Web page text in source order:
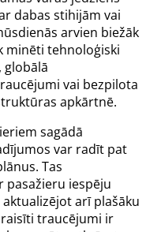
dabas stihijām vai
arvien biežāk
minēti tehnoloģiski
vai bezpilota
apkārtnē.
sagādā
var radīt pat
Tas
pasažieru iespēju
arī plašāku
traucējumi ir